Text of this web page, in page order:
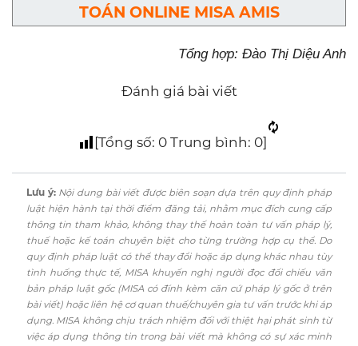
TOÁN ONLINE MISA AMIS
Tổng hợp: Đào Thị Diệu Anh
Đánh giá bài viết
[Tổng số: 0 Trung bình: 0]
Lưu ý:Nội dung bài viết được biên soạn dựa trên quy định pháp
luật hiện hành tại thời điểm đăng tải, nhằm mục đích cung cấp
thông tin tham khảo, không thay thế hoàn toàn tư vấn pháp lý,
thuế hoặc kế toán chuyên biệt cho từng trường hợp cụ thể. Do
quy định pháp luật có thể thay đổi hoặc áp dụng khác nhau tùy
tình huống thực tế, MISA khuyến nghị người đọc đối chiếu văn
bản pháp luật gốc (MISA có đính kèm căn cứ pháp lý gốc ở trên
bài viết) hoặc liên hệ cơ quan thuế/chuyên gia tư vấn trước khi áp
dụng. MISA không chịu trách nhiệm đối với thiệt hại phát sinh từ
việc áp dụng thông tin trong bài viết mà không có sự xác minh